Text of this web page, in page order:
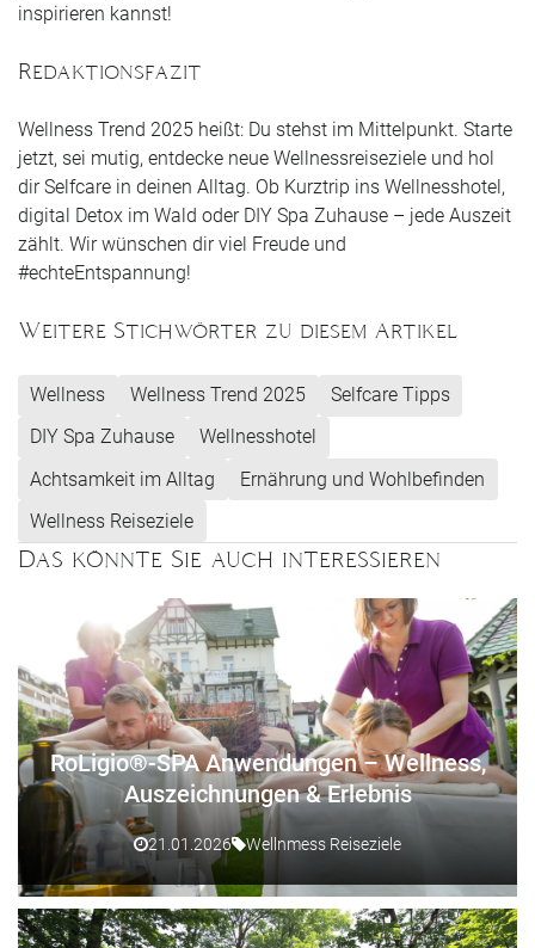
inspirieren kannst!
Redaktionsfazit
Wellness Trend 2025 heißt: Du stehst im Mittelpunkt. Starte
jetzt, sei mutig, entdecke neue Wellnessreiseziele und hol
dir Selfcare in deinen Alltag. Ob Kurztrip ins Wellnesshotel,
digital Detox im Wald oder DIY Spa Zuhause – jede Auszeit
zählt. Wir wünschen dir viel Freude und
#echteEntspannung!
Weitere Stichwörter zu diesem Artikel
Wellness Wellness Trend 2025
Selfcare Tipps
DIY Spa Zuhause
Wellnesshotel
Achtsamkeit im Alltag
Ernährung und Wohlbefinden
Wellness Reiseziele
Das könnte Sie auch interessieren
RoLigio®-SPA Anwendungen – Wellness,
Auszeichnungen & Erlebnis
21.01.2026 Wellnmess Reiseziele